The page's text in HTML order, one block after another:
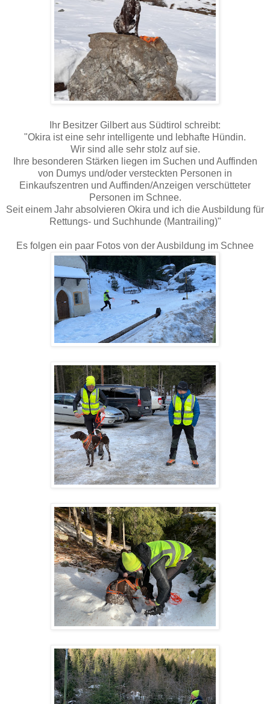
Ihr Besitzer Gilbert aus Südtirol schreibt:
"Okira ist eine sehr intelligente und lebhafte Hündin.
Wir sind alle sehr stolz auf sie.
Ihre besonderen Stärken liegen im Suchen und Auffinden
von Dumys und/oder versteckten Personen in
Einkaufszentren und Auffinden/Anzeigen verschütteter
Personen im Schnee.
Seit einem Jahr absolvieren Okira und ich die Ausbildung für
Rettungs- und Suchhunde (Mantrailing)"
Es folgen ein paar Fotos von der Ausbildung im Schnee